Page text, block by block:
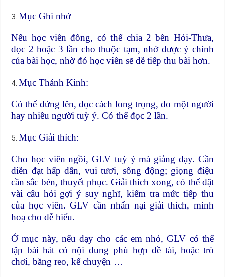
Mục Ghi nhớ
Nếu học viên đông, có thể chia 2 bên Hỏi-Thưa,
đọc 2 hoặc 3 lần cho thuộc tạm, nhớ được ý chính
của bài học, nhờ đó học viên sẽ dễ tiếp thu bài hơn.
Mục Thánh Kinh:
Có thể đứng lên, đọc cách long trọng, do một người
hay nhiều người tuỳ ý. Có thể đọc 2 lần.
Mục Giải thích:
Cho học viên ngồi, GLV tuỳ ý mà giảng dạy. Cần
diễn đạt hấp dẫn, vui tươi, sống động; giọng điệu
cần sắc bén, thuyết phục. Giải thích xong, có thể đặt
vài câu hỏi gợi ý suy nghĩ, kiểm tra mức tiếp thu
của học viên. GLV cần nhẩn nại giải thích, minh
hoạ cho dễ hiểu.
Ở mục này, nếu dạy cho các em nhỏ, GLV có thể
tập bài hát có nội dung phù hợp đề tài, hoặc trò
chơi, băng reo, kể chuyện …